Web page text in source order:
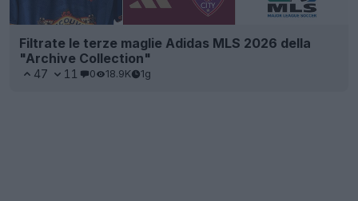
Filtrate le terze maglie Adidas MLS 2026 della
"Archive Collection"
47 11 0 18.9K 1g